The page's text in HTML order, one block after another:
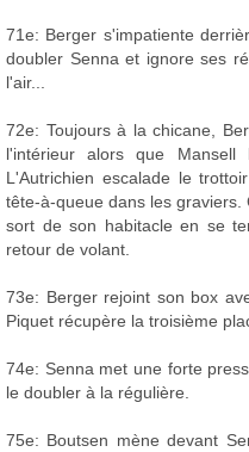
71e: Berger s'impatiente
doubler Senna et ignore ses
l'air...
72e: Toujours à la chicane,
l'intérieur alors que
L'Autrichien escalade le
tête-à-queue dans les
sort de son habitacle en se
retour de volant.
73e: Berger rejoint son box
Piquet récupère la troisième
74e: Senna met une forte
le doubler à la régulière.
75e: Boutsen mène devant